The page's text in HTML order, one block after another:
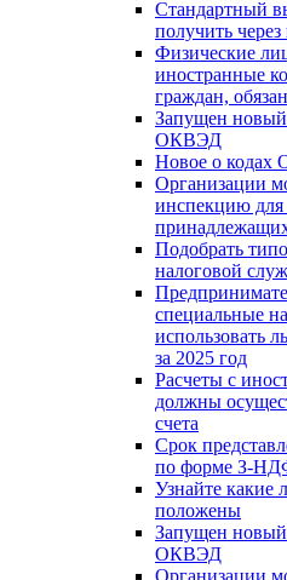
Стандартный
получить
Физические
иностранные
граждан,
Запущен новый
ОКВЭД
Новое о
Организации
инспекцию для
Подобрать
налоговой
специальные
использовать
за 2025 год
Расчеты с
должны
счета
Срок
по форме З-
Узнайте какие
положены
Запущен новый
ОКВЭД
Организации